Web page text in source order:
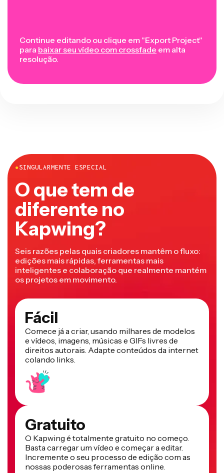
Continue editando ou clique em "Export Project"
para baixar seu vídeo com crossfade em alta
resolução.
●SINGULARMENTE ESPECIAL
O que tem de
diferente no
Kapwing?
Seis razões pelas quais criadores mantêm o fluxo:
edições mais rápidas, ferramentas mais
inteligentes e colaboração que realmente mantém
os projetos em movimento.
Fácil
Comece já a criar, usando milhares de modelos
e vídeos, imagens, músicas e GIFs livres de
direitos autorais. Adapte conteúdos da internet
colando links.
Gratuito
O Kapwing é totalmente gratuito no começo.
Basta carregar um vídeo e começar a editar.
Incremente o seu processo de edição com as
nossas poderosas ferramentas online.